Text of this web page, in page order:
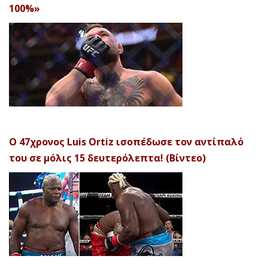
100%»
Ο 47χρονος Luis Ortiz ισοπέδωσε τον αντίπαλό
του σε μόλις 15 δευτερόλεπτα! (Βίντεο)